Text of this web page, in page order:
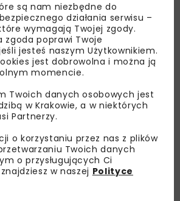
Polska Sp. z o.o., www.cemex.pl
przez Cemex Polska i
Chełm, we współpracy z
wzięło udział około 400 uczniów.
na drogach poszkodowanych
i rowerzystów. Świadomość
dla tych uczestników ruchu
dlatego wydarzenie zostało
z Chełma, aby wskazać im
postawy i zachowania w
są nam niezbędne do
działania serwisu –
wymagają Twojej zgody.
zgoda poprawi Twoje
jesteś naszym Użytkownikiem.
jest dobrowolna i można ją
momencie.
Twoich danych osobowych jest
w Krakowie, a w niektórych
Partnerzy.
o korzystaniu przez nas z plików
Twoich danych
o przysługujących Ci
w naszej Polityce